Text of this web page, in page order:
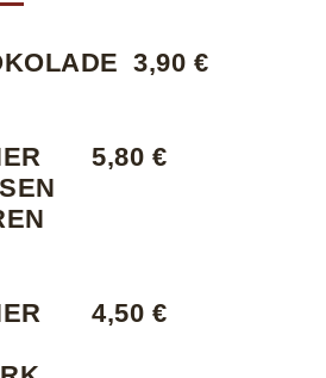
3,90 €
H
5,80 €
4,50 €